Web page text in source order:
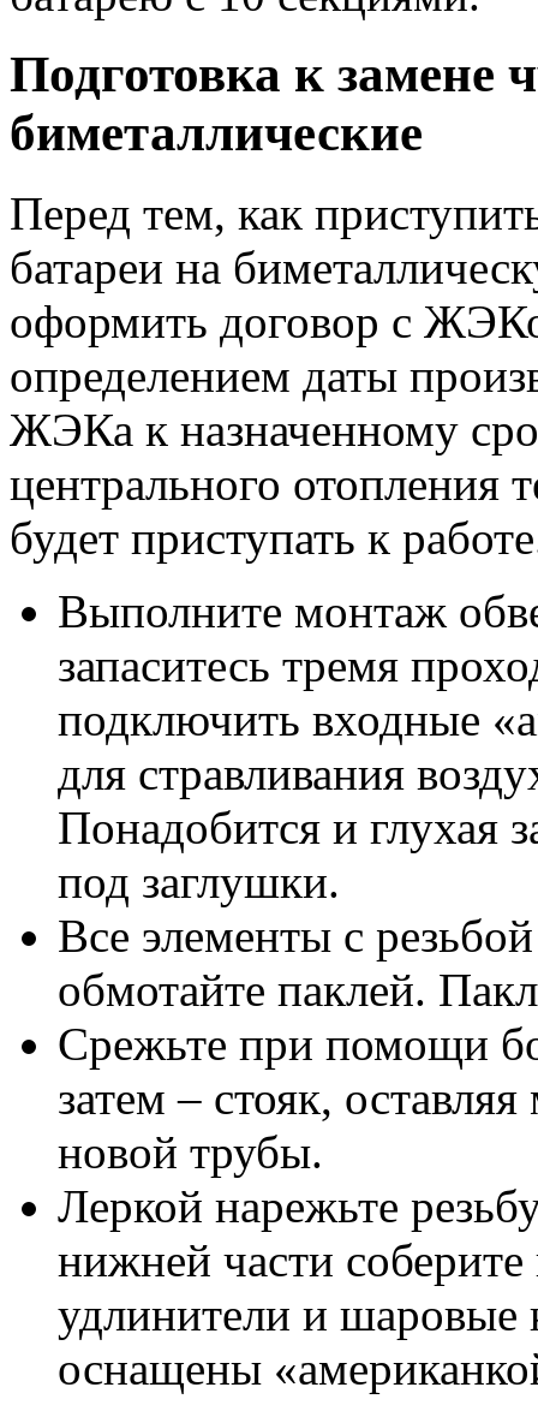
Подготовка к замене
биметаллические
Перед тем, как
батареи на
оформить договор с
определением даты
ЖЭКа к назначенному
центрального отопления
будет приступать к
Выполните монтаж
запаситесь тремя
подключить входные
для стравливания
Понадобится и глухая
под заглушки.
Все элементы с
обмотайте паклей.
Срежьте при помощи
затем – стояк,
новой трубы.
Леркой нарежьте
нижней части
удлинители и
оснащены